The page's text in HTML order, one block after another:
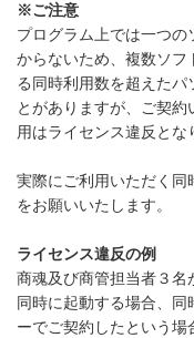
※ご注意
プログラム上では一つ
からないため、複数ソ
る同時利用数を超えたパ
とがありますが、ご契
用はライセンス違反とな
実際にご利用いただく同
をお願いいたします。
ライセンス違反の例
商魂及び商管担当者３名
同時に起動する場合、
ーでご契約したという場